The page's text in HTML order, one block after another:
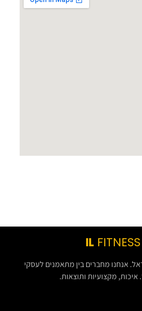
IL FITNESS
אנחנו מחברים בין מתאמנים לעסקי
מקצועיות ותוצאות.